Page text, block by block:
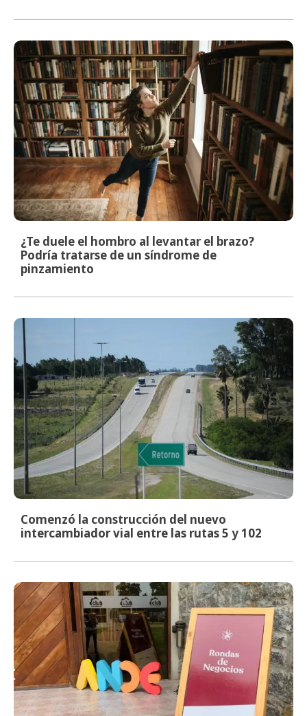
¿Te duele el hombro al levantar el brazo?
Podría tratarse de un síndrome de
pinzamiento
Comenzó la construcción del nuevo
intercambiador vial entre las rutas 5 y 102